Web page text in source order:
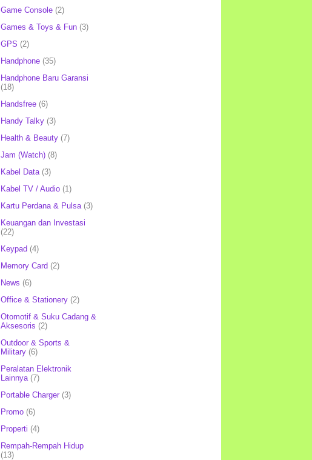
Game Console (2)
Games & Toys & Fun (3)
GPS (2)
Handphone (35)
Handphone Baru Garansi
(18)
Handsfree (6)
Handy Talky (3)
Health & Beauty (7)
Jam (Watch) (8)
Kabel Data (3)
Kabel TV / Audio (1)
Kartu Perdana & Pulsa (3)
Keuangan dan Investasi
(22)
Keypad (4)
Memory Card (2)
News (6)
Office & Stationery (2)
Otomotif & Suku Cadang &
Aksesoris (2)
Outdoor & Sports &
Military (6)
Peralatan Elektronik
Lainnya (7)
Portable Charger (3)
Promo (6)
Properti (4)
Rempah-Rempah Hidup
(13)